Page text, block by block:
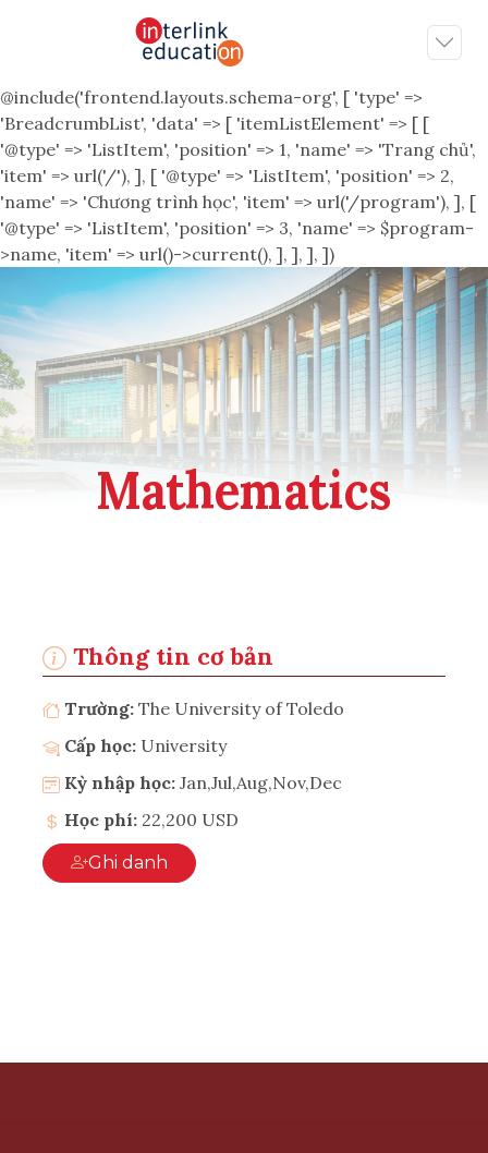
@include('frontend.layouts.schema-org', [ 'type' =>
'BreadcrumbList', 'data' => [ 'itemListElement' => [ [
'@type' => 'ListItem', 'position' => 1, 'name' => 'Trang chủ',
'item' => url('/'), ], [ '@type' => 'ListItem', 'position' => 2,
'name' => 'Chương trình học', 'item' => url('/program'), ], [
'@type' => 'ListItem', 'position' => 3, 'name' => $program-
>name, 'item' => url()->current(), ], ], ], ])
Mathematics
Thông tin cơ bản
Trường: The University of Toledo
Cấp học: University
Kỳ nhập học: Jan,Jul,Aug,Nov,Dec
Học phí: 22,200 USD
Ghi danh